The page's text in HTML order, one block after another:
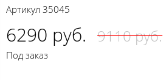
Артикул 35045
6290 руб. 9110 руб.
Под заказ